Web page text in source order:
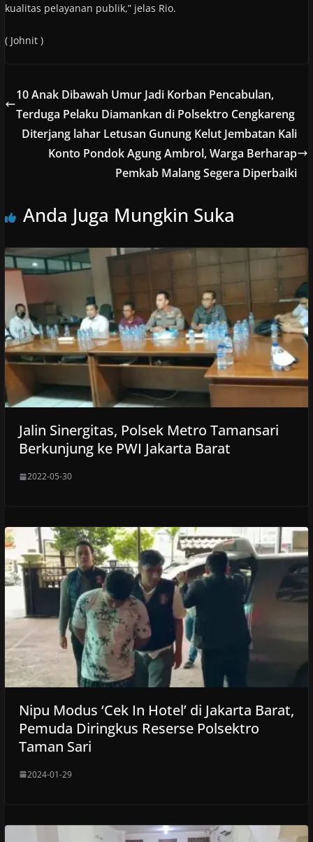
kualitas pelayanan publik,” jelas Rio.
( Johnit )
10 Anak Dibawah Umur Jadi Korban Pencabulan,
Terduga Pelaku Diamankan di Polsektro Cengkareng
Diterjang lahar Letusan Gunung Kelut Jembatan Kali
Konto Pondok Agung Ambrol, Warga Berharap
Pemkab Malang Segera Diperbaiki
Anda Juga Mungkin Suka
Jalin Sinergitas, Polsek Metro Tamansari
Berkunjung ke PWI Jakarta Barat
2022-05-30
Nipu Modus ‘Cek In Hotel’ di Jakarta Barat,
Pemuda Diringkus Reserse Polsektro
Taman Sari
2024-01-29